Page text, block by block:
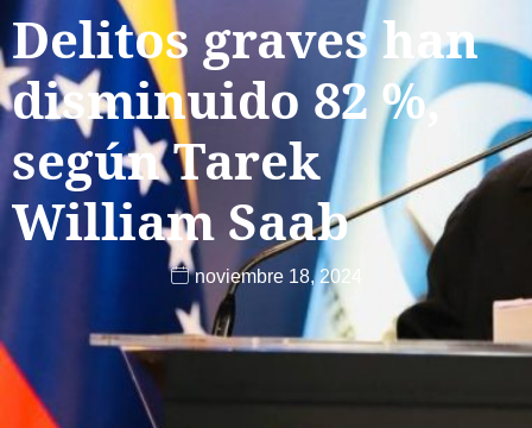
Delitos graves han
disminuido 82 %,
según Tarek
William Saab
noviembre 18, 2024